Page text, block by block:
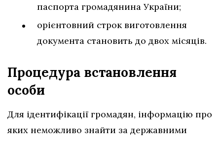
паспорта громадянина України;
орієнтовний строк виготовлення
документа становить до двох місяців.
Процедура встановлення
особи
Для ідентифікації громадян, інформацію про
яких неможливо знайти за державними